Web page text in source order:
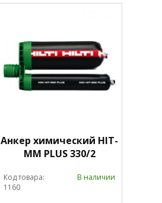
Анкер химический HIT-
MM PLUS 330/2
Код товара:
1160
В наличии